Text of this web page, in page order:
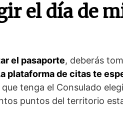
el día de
el pasaporte, deberás
plataforma de citas te
tenga el Consulado
puntos del territorio